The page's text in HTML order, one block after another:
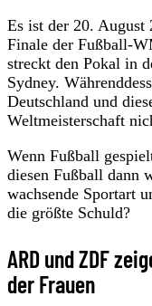
Es ist der 20. August
Finale der Fußball-
streckt den Pokal in
Sydney.
Deutschland und
Weltmeisterschaft
Wenn Fußball
diesen Fußball dann
wachsende Sportart
die größte Schuld?
ARD und ZDF
der Frauen